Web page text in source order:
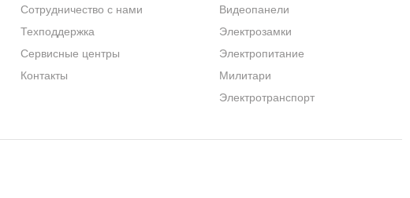
Сотрудничество с нами
Техподдержка
Сервисные центры
Контакты
Видеопанели
Электрозамки
Электропитание
Милитари
Электротранспорт